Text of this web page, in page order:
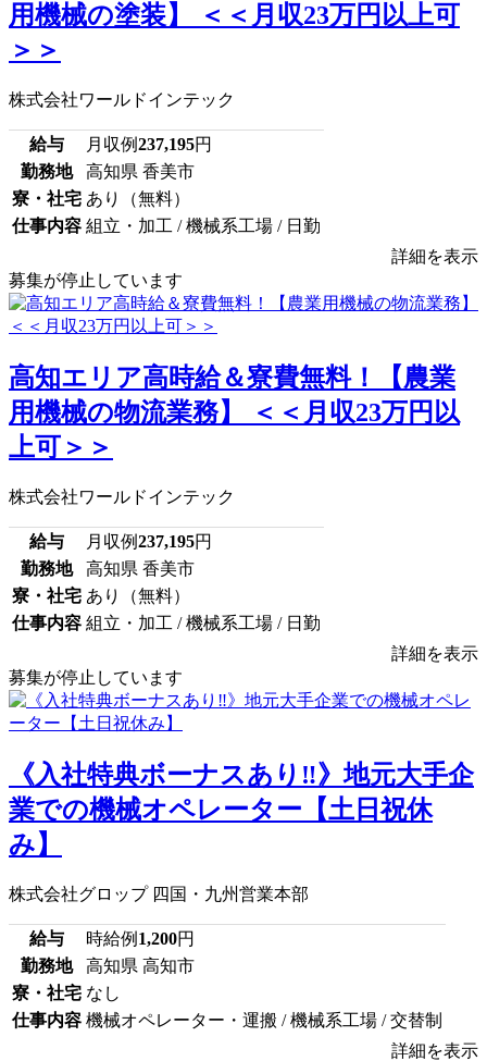
用機械の塗装】 ＜＜月収23万円以上可
＞＞
株式会社ワールドインテック
給与 月収例237,195円
勤務地
高知県 香美市
寮・社宅 あり（無料）
仕事内容 組立・加工 / 機械系工場 / 日勤
詳細を表示
募集が停止しています
高知エリア高時給＆寮費無料！【農業
用機械の物流業務】 ＜＜月収23万円以
上可＞＞
株式会社ワールドインテック
給与 月収例237,195円
勤務地
高知県 香美市
寮・社宅 あり（無料）
仕事内容 組立・加工 / 機械系工場 / 日勤
詳細を表示
募集が停止しています
《入社特典ボーナスあり‼》地元大手企
業での機械オペレーター【土日祝休
み】
株式会社グロップ 四国・九州営業本部
給与 時給例 1,200円
勤務地
高知県 高知市
寮・社宅 なし
仕事内容 機械オペレーター・運搬 / 機械系工場 / 交替制
詳細を表示